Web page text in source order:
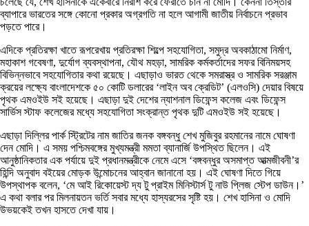
ব্যাপারে ভারতের সঙ্গে কোনো প্রকার অগ্রগতি না হলে আগামী জাতীয় নির্বাচনে প্রভাব
পড়তে পারে।
এদিকে প্রতিরক্ষা খাতে রূপরেখায় প্রতিরক্ষা শিল্পে সহযোগিতা, সমুদ্র অবকাঠামো নির্মাণ,
মহাকাশ গবেষণা, দুর্যোগ ব্যবস্থাপনা, যৌথ মহড়া, সামরিক কর্মকর্তাদের সফর বিনিময়সহ
বিভিন্নভাবে সহযোগিতার কথা রয়েছে। এছাড়াও ভারত থেকে সমরাস্ত্র ও সামরিক সরঞ্জাম
ক্রয়ের লক্ষ্যে বাংলাদেশকে ৫০ কোটি ডলারের ‘লাইন অব ক্রেডিট’ (এলওসি) দেয়ার বিষয়ে
পৃথক এমওইউ সই হয়েছে। এছাড়া দুই দেশের ন্যাশনাল ডিফেন্স কলেজ এবং ডিফেন্স
সার্ভিস স্টাফ কলেজের মধ্যে সহযোগিতা সংক্রান্ত পৃথক দুটি এমওইউ সই হয়েছে।
এছাড়া দিল্লির পার্ক স্ট্রিটের নাম জাতির জনক বঙ্গবন্ধু শেখ মুজিবুর রহমানের নামে ঘোষণা
দেন মোদি। এ সময় পশ্চিমবঙ্গের মুখ্যমন্ত্রী মমতা ব্যানার্জি উপস্থিত ছিলেন। এই
আনুষ্ঠানিকতার এক পর্যায়ে দুই প্রধানমন্ত্রীকে নেমে এসে ‘বঙ্গবন্ধুর অসমাপ্ত আত্মজীবনী’র
হিন্দি অনুবাদ বইয়ের মোড়ক উন্মোচনের আহ্বান জানানো হয়। এই ঘোষণা দিতে গিয়ে
উপস্থাপক বলেন, ‘মে আই রিকোয়েস্ট দ্য টু প্রাইম মিনিস্টার্স টু নাউ প্লিজ স্টেপ ডাউন।’
এ কথা বলার পর মিলনায়তন ভর্তি সবার মধ্যে হাস্যরসের সৃষ্টি হয়। শেখ হাসিনা ও মোদি
উভয়কেই তখন হাসতে দেখা যায়।